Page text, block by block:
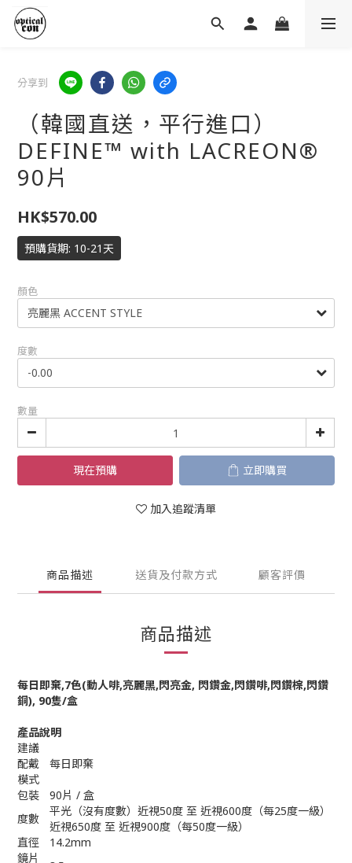
分享到
（韓國直送，平行進口）
DEFINE™ with LACREON®
90片
HK$570.00
預購貨期: 10-21天
顏色
度數
數量
現在預購 立即購買
加入追蹤清單
商品描述 送貨及付款方式 顧客評價
商品描述
每日即棄,7色(動人啡,亮麗黑,閃亮金, 閃鑽金,閃鑽啡,閃鑽棕,閃鑽
銅), 90隻/盒
產品說明
建議
配戴
模式
每日即棄
包裝
90片 / 盒
度數
平光（沒有度數）近視50度 至 近視600度（每25度一級）
近視650度 至 近視900度（每50度一級）
直徑
14.2mm
鏡片